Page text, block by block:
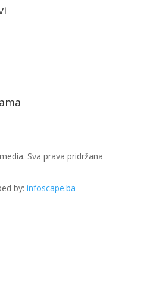
Sva prava pridržana
by: infoscape.ba